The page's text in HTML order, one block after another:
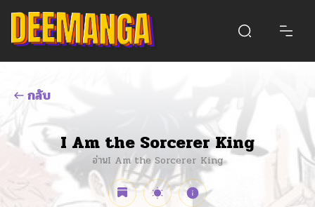
กลับ
I Am the Sorcerer King
อ่านI Am the Sorcerer King